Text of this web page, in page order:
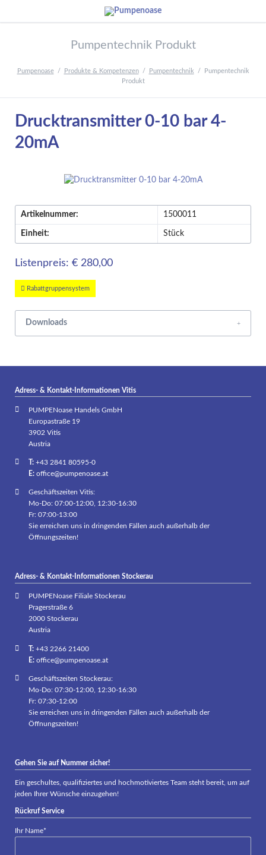
Pumpentechnik Produkt
Pumpenoase Produkte & Kompetenzen Pumpentechnik
Pumpentechnik
Produkt
Drucktransmitter 0-10 bar 4-
20mA
Artikelnummer: 1500011
Einheit: Stück
Listenpreis: € 280,00
Rabattgruppensystem
Downloads
Adress- & Kontakt-Informationen Vitis
PUMPENoase Handels GmbH
Europastraße 19
3902 Vitis
Austria
T:+43 2841 80595-0
E: office@pumpenoase.at
Geschäftszeiten Vitis:
Mo-Do: 07:00-12:00, 12:30-16:30
Fr: 07:00-13:00
Sie erreichen uns in dringenden Fällen auch außerhalb der
Öffnungszeiten!
Adress- & Kontakt-Informationen Stockerau
PUMPENoase Filiale Stockerau
Pragerstraße 6
2000 Stockerau
Austria
T:+43 2266 21400
E: office@pumpenoase.at
Geschäftszeiten Stockerau:
Mo-Do: 07:30-12:00, 12:30-16:30
Fr: 07:30-12:00
Sie erreichen uns in dringenden Fällen auch außerhalb der
Öffnungszeiten!
Gehen Sie auf Nummer sicher!
Ein geschultes, qualifiziertes und hochmotiviertes Team steht bereit, um auf
jeden Ihrer Wünsche einzugehen!
Rückruf Service
Pflichtfeld
Ihr Name*